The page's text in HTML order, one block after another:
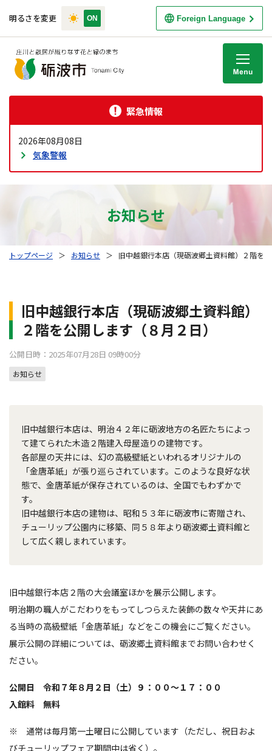
明るさを変更 Foreign Language
緊急情報
2026年08月08日
気象警報
お知らせ
トップページ ＞ お知らせ ＞ 旧中越銀行本店（現砺波郷土資料館）２階を
旧中越銀行本店（現砺波郷土資料館）
２階を公開します（８月２日）
公開日時：2025年07月28日 09時00分
お知らせ
旧中越銀行本店は、明治４２年に砺波地方の名匠たちによっ
て建てられた木造２階建入母屋造りの建物です。
各部屋の天井には、幻の高級壁紙といわれるオリジナルの
「金唐革紙」が張り巡らされています。このような良好な状
態で、金唐革紙が保存されているのは、全国でもわずかで
す。
旧中越銀行本店の建物は、昭和５３年に砺波市に寄贈され、
チューリップ公園内に移築、同５８年より砺波郷土資料館と
して広く親しまれています。
旧中越銀行本店２階の大会議室ほかを展示公開します。
明治期の職人がこだわりをもってしつらえた装飾の数々や天井にあ
る当時の高級壁紙「金唐革紙」などをこの機会にご覧ください。
展示公開の詳細については、砺波郷土資料館までお問い合わせく
ださい。
公開日 令和７年８月２日（土）９：００～１７：００
入館料 無料
※ 通常は毎月第一土曜日に公開しています（ただし、祝日およ
びチューリップフェア期間中は省く）。